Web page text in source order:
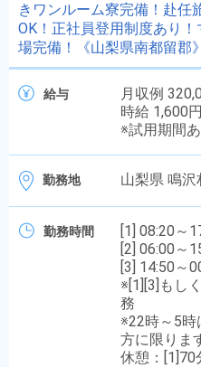
きワンルーム寮完備！赴任
OK！正社員登用制度あり
場完備！《山梨県南都留郡》
給与
月収例
時給 1,600
※試用期間
勤務地 山梨県 鳴
勤務時間
[1] 08:20～
[2] 06:00～
[3] 14:50～
※[1][3]もし
務
※22時～5時
方に限りま
休憩：[1]70